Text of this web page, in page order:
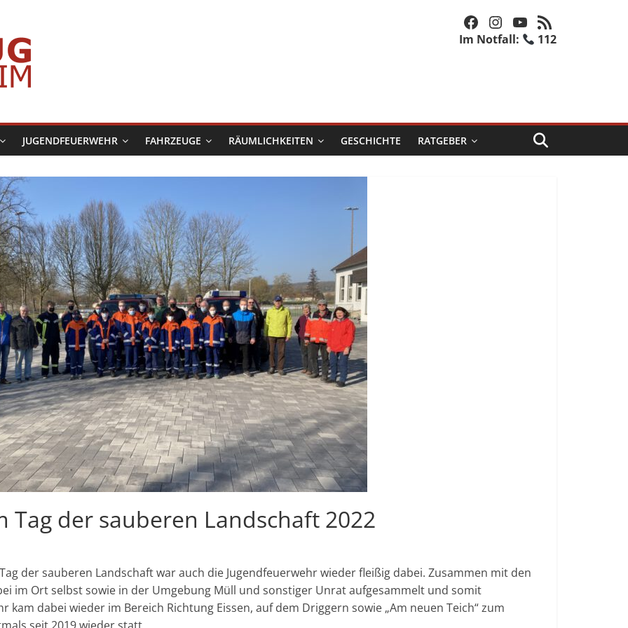
Facebook Instagram YouTube RSS-Feed
Im Notfall: 112
JUGENDFEUERWEHR FAHRZEUGE RÄUMLICHKEITEN GESCHICHTE RATGEBER
Tag der sauberen Landschaft 2022
der sauberen Landschaft war auch die Jugendfeuerwehr wieder fleißig dabei. Zusammen mit den
im Ort selbst sowie in der Umgebung Müll und sonstiger Unrat aufgesammelt und somit
kam dabei wieder im Bereich Richtung Eissen, auf dem Driggern sowie „Am neuen Teich“ zum